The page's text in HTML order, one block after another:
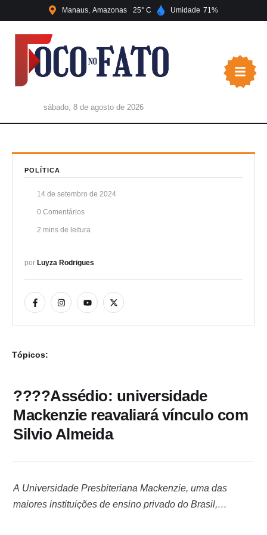
Manaus Amazonas 25 Umidade 71
sábado, 8 de agosto de 2026
POLÍTICA
14 de setembro de 2024
0 Comentários
2 mins de leitura
por Luyza Rodrigues
Tópicos:
????Assédio: universidade
Mackenzie reavaliará vínculo com
Silvio Almeida
A Universidade Presbiteriana Mackenzie, uma das
maiores instituições de ensino privado do Brasil,